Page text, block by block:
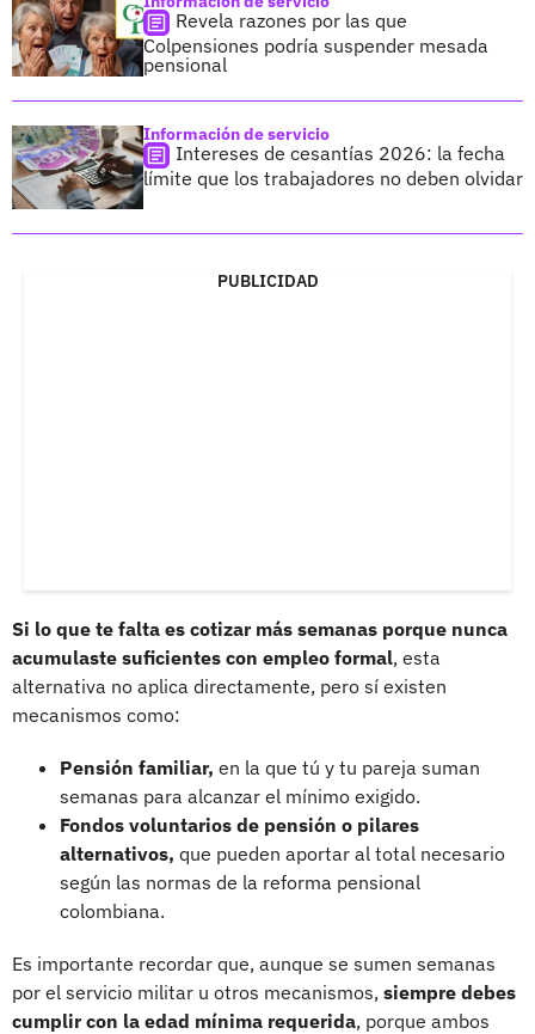
Revela razones por las que
Colpensiones podría suspender mesada
pensional
Información de servicio
Intereses de cesantías 2026: la fecha
límite que los trabajadores no deben olvidar
PUBLICIDAD
Si lo que te falta es cotizar más semanas porque nunca
acumulaste suficientes con empleo formal, esta
alternativa no aplica directamente, pero sí existen
mecanismos como:
Pensión familiar, en la que tú y tu pareja suman
semanas para alcanzar el mínimo exigido.
Fondos voluntarios de pensión o pilares
alternativos, que pueden aportar al total necesario
según las normas de la reforma pensional
colombiana.
Es importante recordar que, aunque se sumen semanas
por el servicio militar u otros mecanismos, siempre debes
cumplir con la edad mínima requerida, porque ambos